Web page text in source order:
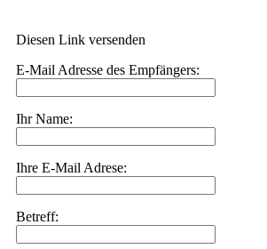
Diesen Link versenden
E-Mail Adresse des Empfängers:
Ihr Name:
Ihre E-Mail Adrese:
Betreff: